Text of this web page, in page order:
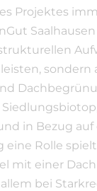
Projektes
sondern
in Bezug auf
Rolle
mit einer
bei